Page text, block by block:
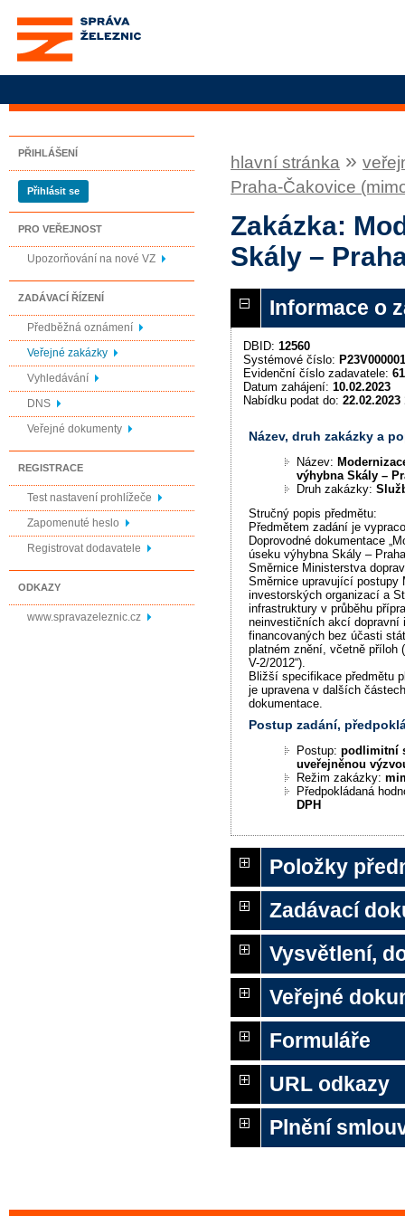
Správa železnic, státní
organizace
PŘIHLÁŠENÍ
Přihlásit se
PRO VEŘEJNOST
Upozorňování na nové VZ
ZADÁVACÍ ŘÍZENÍ
Předběžná oznámení
Veřejné zakázky
Vyhledávání
DNS
Veřejné dokumenty
REGISTRACE
Test nastavení prohlížeče
Zapomenuté heslo
Registrovat dodavatele
ODKAZY
www.spravazeleznic.cz
hlavní stránka »
Praha-Čakovice
Zakázka:
Skály –
Informace o
DBID: 12560
Systémové číslo:
Evidenční číslo zadavatele:
Datum zahájení: 10.02.2023
Nabídku podat do: 22.02.2023
Název, druh zakázky a
Název:
výhybna Skály –
Druh zakázky:
Stručný popis předmětu:
Předmětem zadání je
Doprovodné dokumentace
úseku výhybna Skály –
Směrnice Ministerstva
Směrnice upravující postupy
investorských organizací a
infrastruktury v průběhu
neinvestičních akcí dopravní
financovaných bez účasti
platném znění, včetně příloh
V-2/2012“).
Bližší specifikace předmětu
je upravena v dalších
dokumentace.
Postup zadání,
Postup:podlimitní
uveřejněnou
Režim zakázky:
Předpokládaná
DPH
Položky
Zadávací
Vysvětlení,
Veřejné
Formuláře
URL odkazy
Plnění